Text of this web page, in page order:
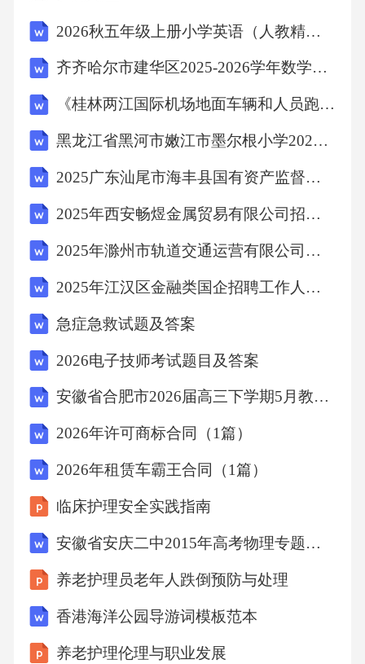
2026秋五年级上册小学英语（人教精通版三起）教学计划含教学进度表
齐齐哈尔市建华区2025-2026学年数学三年级第二学期期中复习检测试题（含解析）
《桂林两江国际机场地面车辆和人员跑道侵入防范方案》修订内容考试测试卷及答案
黑龙江省黑河市嫩江市墨尔根小学2025届数学三年级下学期期末预测试题（含答案解析）
2025广东汕尾市海丰县国有资产监督管理局招聘12名县属国有企业工作人员拟聘用人员（第一批）笔试历年典型考点题库附带答案详解
2025年西安畅煜金属贸易有限公司招聘笔试历年常考点试题专练附带答案详解
2025年滁州市轨道交通运营有限公司公开招募青年就业见习人员16名笔试历年备考题库附带答案详解
2025年江汉区金融类国企招聘工作人员1人笔试历年难易错考点试卷带答案解析
急症急救试题及答案
2026电子技师考试题目及答案
安徽省合肥市2026届高三下学期5月教学质量检测（合肥三模） 物理答案
2026年许可商标合同（1篇）
2026年租赁车霸王合同（1篇）
临床护理安全实践指南
安徽省安庆二中2015年高考物理专题训练 交变电流 传感器
养老护理员老年人跌倒预防与处理
香港海洋公园导游词模板范本
养老护理伦理与职业发展